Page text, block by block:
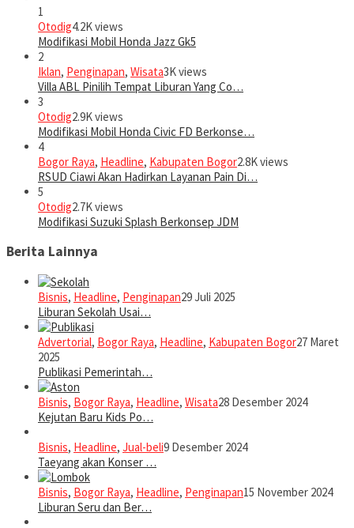
1
Otodig4.2K views
Modifikasi Mobil Honda Jazz Gk5
2
Iklan, Penginapan, Wisata3K views
Villa ABL Pinilih Tempat Liburan Yang Co…
3
Otodig2.9K views
Modifikasi Mobil Honda Civic FD Berkonse…
4
Bogor Raya, Headline, Kabupaten Bogor2.8K views
RSUD Ciawi Akan Hadirkan Layanan Pain Di…
5
Otodig2.7K views
Modifikasi Suzuki Splash Berkonsep JDM
Berita Lainnya
Bisnis, Headline, Penginapan29 Juli 2025
Liburan Sekolah Usai…
Advertorial, Bogor Raya, Headline, Kabupaten Bogor27 Maret
2025
Publikasi Pemerintah…
Bisnis, Bogor Raya, Headline, Wisata28 Desember 2024
Kejutan Baru Kids Po…
Bisnis, Headline, Jual-beli9 Desember 2024
Taeyang akan Konser …
Bisnis, Bogor Raya, Headline, Penginapan15 November 2024
Liburan Seru dan Ber…